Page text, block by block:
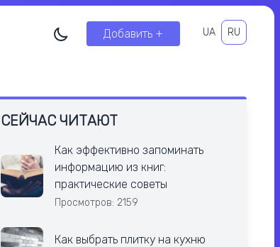
Добавить + UA RU
СЕЙЧАС ЧИТАЮТ
Как эффективно запоминать
информацию из книг:
практические советы
Просмотров: 2159
Как выбрать плитку на кухню